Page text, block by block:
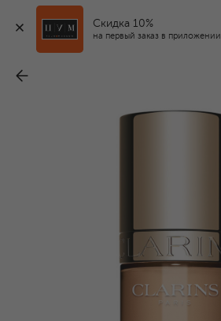
Скидка 10%
на первый заказ в приложении